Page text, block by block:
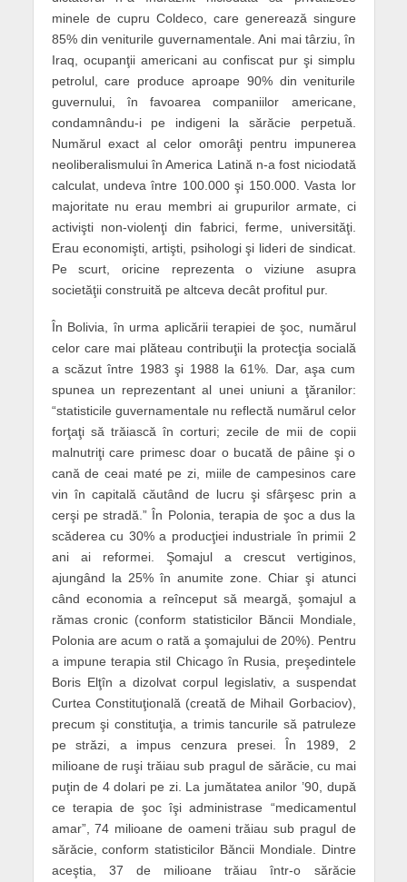
minele de cupru Coldeco, care generează singure
85% din veniturile guvernamentale. Ani mai târziu, în
Iraq, ocupanţii americani au confiscat pur şi simplu
petrolul, care produce aproape 90% din veniturile
guvernului, în favoarea companiilor americane,
condamnându-i pe indigeni la sărăcie perpetuă.
Numărul exact al celor omorâţi pentru impunerea
neoliberalismului în America Latină n-a fost niciodată
calculat, undeva între 100.000 şi 150.000. Vasta lor
majoritate nu erau membri ai grupurilor armate, ci
activişti non-violenţi din fabrici, ferme, universităţi.
Erau economişti, artişti, psihologi şi lideri de sindicat.
Pe scurt, oricine reprezenta o viziune asupra
societăţii construită pe altceva decât profitul pur.
În Bolivia, în urma aplicării terapiei de şoc, numărul
celor care mai plăteau contribuţii la protecţia socială
a scăzut între 1983 şi 1988 la 61%. Dar, aşa cum
spunea un reprezentant al unei uniuni a ţăranilor:
“statisticile guvernamentale nu reflectă numărul celor
forţaţi să trăiască în corturi; zecile de mii de copii
malnutriţi care primesc doar o bucată de pâine şi o
cană de ceai maté pe zi, miile de campesinos care
vin în capitală căutând de lucru şi sfârşesc prin a
cerşi pe stradă.” În Polonia, terapia de şoc a dus la
scăderea cu 30% a producţiei industriale în primii 2
ani ai reformei. Şomajul a crescut vertiginos,
ajungând la 25% în anumite zone. Chiar şi atunci
când economia a reînceput să meargă, şomajul a
rămas cronic (conform statisticilor Băncii Mondiale,
Polonia are acum o rată a şomajului de 20%). Pentru
a impune terapia stil Chicago în Rusia, preşedintele
Boris Elţîn a dizolvat corpul legislativ, a suspendat
Curtea Constituţională (creată de Mihail Gorbaciov),
precum şi constituţia, a trimis tancurile să patruleze
pe străzi, a impus cenzura presei. În 1989, 2
milioane de ruşi trăiau sub pragul de sărăcie, cu mai
puţin de 4 dolari pe zi. La jumătatea anilor ’90, după
ce terapia de şoc îşi administrase “medicamentul
amar”, 74 milioane de oameni trăiau sub pragul de
sărăcie, conform statisticilor Băncii Mondiale. Dintre
aceştia, 37 de milioane trăiau într-o sărăcie